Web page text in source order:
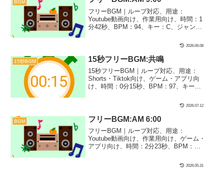
動画の楽しい場面や明るいシーンにぴっ
たり！自己紹介や茶番BGMとしても向い
てるかも？
BGM
フリーBGM｜ループ対応、用途：
Youtube動画向け、作業用向け、時間：1
分42秒、BPM：94、キー：C、ジャン
ングス｜前作の『AM6:00』に続いて朝9
時のフレッシュな始まり感をイメージし
ました！動画の楽しい場面や明るいシー
ンにぴったり！自己紹介や茶番BGMとし
ても向いてるかも？
2026.06.08
15秒BGM 15秒フリーBGM:共鳴
15秒フリーBGM｜ループ対応、用途：
Shorts・Tiktok向け、ゲーム・アプリ向
け、時間：0分15秒、BPM：97、キー：
タジー、コーラス｜15秒BGM第52弾！コ
ーラスだけで神秘的な印象の1曲に仕上げ
ました！ループして、ゲームでのバト
ル・神託のシーンに雰囲気を出したりす
るのにぴったりです！
2026.07.12
BGM フリーBGM:AM 6:00
フリーBGM｜ループ対応、用途：
Youtube動画向け、作業用向け、ゲーム・
アプリ向け、時間：2分23秒、BPM：
しゃれ、あかるい、楽器：ファンタジー
｜前作の『AM3:00』に続いて朝6時～朝7
2026.05.31